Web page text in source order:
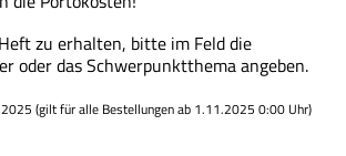
zu erhalten, bitte im Feld die
oder das Schwerpunktthema angeben.
(gilt für alle Bestellungen ab 1.11.2025 0:00 Uhr)